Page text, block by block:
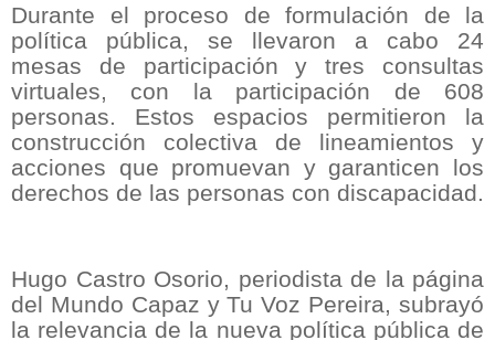
Durante el proceso de formulación de la
política pública, se llevaron a cabo 24
mesas de participación y tres consultas
virtuales, con la participación de 608
personas. Estos espacios permitieron la
construcción colectiva de lineamientos y
acciones que promuevan y garanticen los
derechos de las personas con discapacidad.
Hugo Castro Osorio, periodista de la página
del Mundo Capaz y Tu Voz Pereira, subrayó
la relevancia de la nueva política pública de